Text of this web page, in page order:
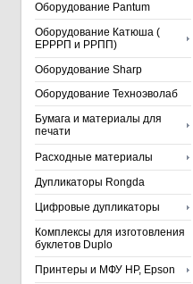
Оборудование Pantum
Оборудование Катюша (
ЕРРРП и РРПП)
Оборудование Sharp
Оборудование Техноэволаб
Бумага и материалы для
печати
Расходные материалы
Дупликаторы Rongda
Цифровые дупликаторы
Комплексы для изготовления
буклетов Duplo
Принтеры и МФУ HP, Epson